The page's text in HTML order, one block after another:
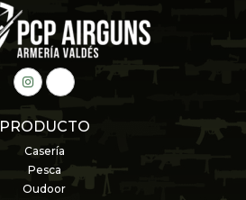
PRODUCTO
Casería
Pesca
Oudoor